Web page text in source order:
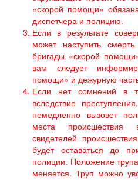
«скорой помощи»
диспетчера и полицию.
Если в результате
может наступить
бригады «скорой
вам следует
помощи» и дежурную
Если нет сомнений в
вследствие
немедленно вызовет
места происшествия
свидетелей
будет оставаться до
полиции. Положение
меняется. Труп можно